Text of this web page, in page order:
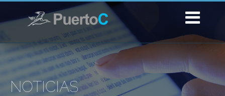
NOTICIAS